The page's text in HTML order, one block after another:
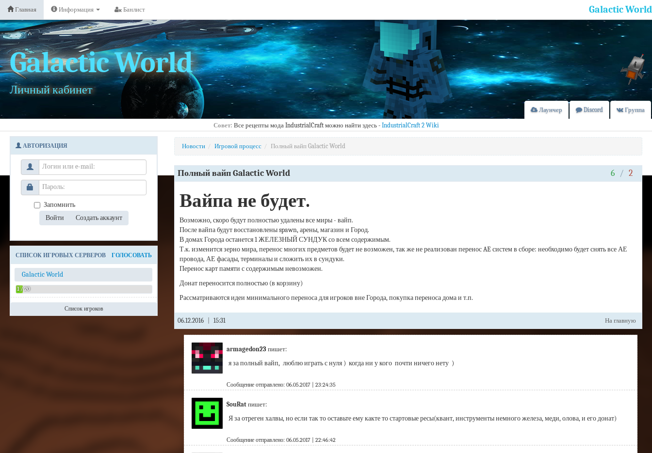
Galactic World
Личный кабинет
Лаунчер Discord Группа
Совет: Все рецепты мода IndustrialCraft можно найти здесь - IndustrialCraft 2 Wiki
Galactic World
Главная Информация Банлист
АВТОРИЗАЦИЯ
Запомнить
СПИСОК ИГРОВЫХ СЕРВЕРОВ ГОЛОСОВАТЬ
Galactic World
1 / 20
Список игроков
Новости / Игровой процесс / Полный вайп Galactic World
Полный вайп Galactic World 6 / 2
Вайпа не будет.
Возможно, скоро будутполностью удалены все миры - вайп.
После вайпа будут восстановлены spawn, арены, магазин и Город.
В домах Города останется 1 ЖЕЛЕЗНЫЙ СУНДУК со всем содержимым.
Т.к. изменится зерно мира, перенос многих предметов будет не возможен, так же не реализован перенос AE систем в сборе: необходимо будет снять все АЕ
провода, АЕ фасады, терминалы и сложить их в сундуки.
Перенос карт памяти с содержимым невозможен.
Донат переносится полностью (в корзину)
Рассматриваются идеи минимального переноса для игроков вне Города, покупка переноса дома и т.п.
06.12.2016 15:31 На главную
armagedon23пишет:
я за полный вайп,  люблю играть с нуля )  когда ни у кого  почти ничего нету  )
Сообщение отправлено: 06.05.2017 | 23:24:35
SouRatпишет:
Я за отреген халвы, но если так то оставьте ему какте то стартовые ресы(квант, инструменты немного железа, меди, олова, и его донат)
Сообщение отправлено: 06.05.2017 | 22:46:42